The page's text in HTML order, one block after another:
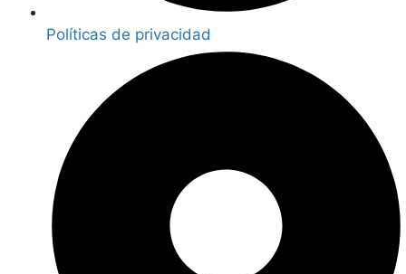
Políticas de privacidad